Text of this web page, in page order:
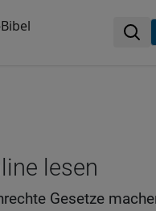
lesen
Gesetze